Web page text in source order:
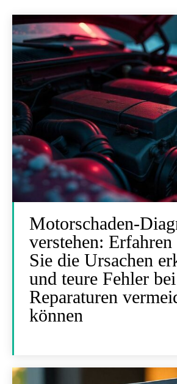
Motorschaden-
verstehen:
Sie die Ursachen
und teure Fehler bei
Reparaturen
können